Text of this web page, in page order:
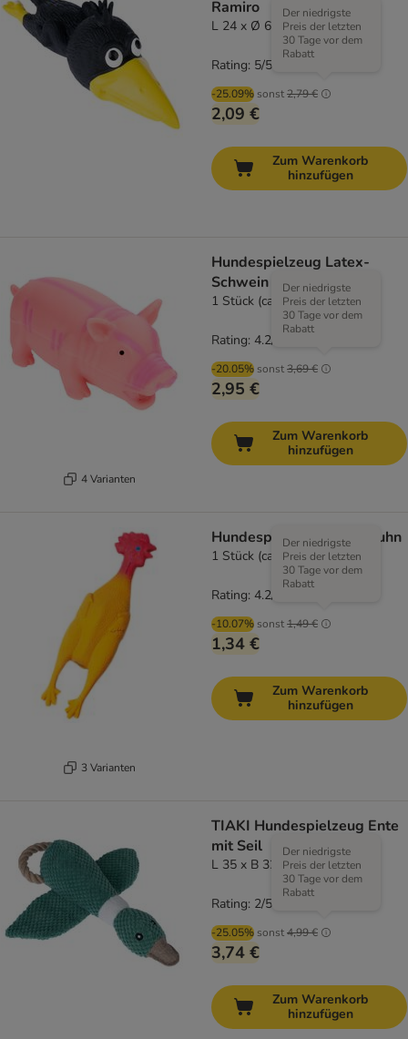
Ramiro
L 24 x Ø 6 cm
-25.09% sonst2,79 €
Der niedrigste
Preis der letzten
30 Tage vor dem
Rabatt
2,09 €
Rating: 5/5
Zum Warenkorb
hinzufügen
4 Varianten
Hundespielzeug Latex-
Schwein mit Stimme
1 Stück (ca. 23 cm)
-20.05% sonst3,69 €
Der niedrigste
Preis der letzten
30 Tage vor dem
Rabatt
2,95 €
Rating: 4.2/5
Zum Warenkorb
hinzufügen
3 Varianten
Hundespielzeug Spiel-Huhn
1 Stück (ca. 24 cm)
-10.07% sonst1,49 €
Der niedrigste
Preis der letzten
30 Tage vor dem
Rabatt
1,34 €
Rating: 4.2/5
Zum Warenkorb
hinzufügen
TIAKI Hundespielzeug Ente
mit Seil
L 35 x B 32,5 x H 8 cm
-25.05% sonst4,99 €
Der niedrigste
Preis der letzten
30 Tage vor dem
Rabatt
3,74 €
Rating: 2/5
Zum Warenkorb
hinzufügen